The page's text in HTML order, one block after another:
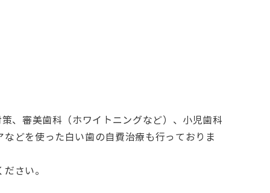
、審美歯科（ホワイトニングなど）、小児歯科
どを使った白い歯の自費治療も行っておりま
さい。